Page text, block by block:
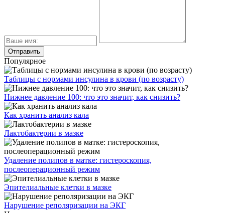
Популярное
Таблицы с нормами инсулина в крови (по возрасту)
Нижнее давление 100: что это значит, как снизить?
Как хранить анализ кала
Лактобактерии в мазке
Удаление полипов в матке: гистероскопия,
послеоперационный режим
Эпителиальные клетки в мазке
Нарушение реполяризации на ЭКГ